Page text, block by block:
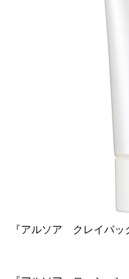
『アルソア クレイパッ